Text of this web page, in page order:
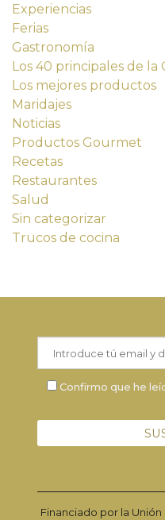
Experiencias
Ferias
Gastronomía
Los 40 principales de la
Los mejores productos
Maridajes
Noticias
Productos Gourmet
Recetas
Restaurantes
Salud
Sin categorizar
Trucos de cocina
Confirmo que he
Financiado por la